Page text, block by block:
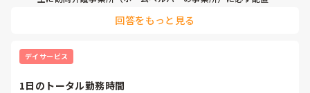
んね。
施設で働いていると管理者になるので自分の施設では馴染みの
しく説明出来ず、すみません。お役に立てたら幸いです。
回答をもっと見る
デイサービス
1日のトータル勤務時間